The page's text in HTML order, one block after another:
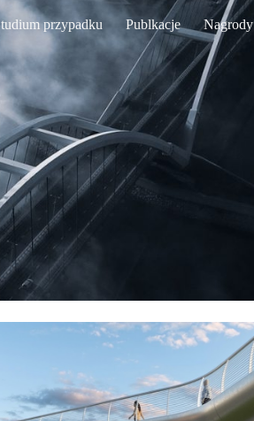
przypadku Publkacje Nagrody